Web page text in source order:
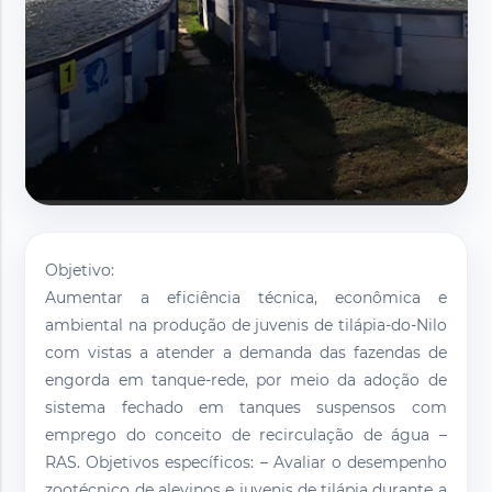
Objetivo:
Aumentar a eficiência técnica, econômica e
ambiental na produção de juvenis de tilápia-do-Nilo
com vistas a atender a demanda das fazendas de
engorda em tanque-rede, por meio da adoção de
sistema fechado em tanques suspensos com
emprego do conceito de recirculação de água –
RAS. Objetivos específicos: – Avaliar o desempenho